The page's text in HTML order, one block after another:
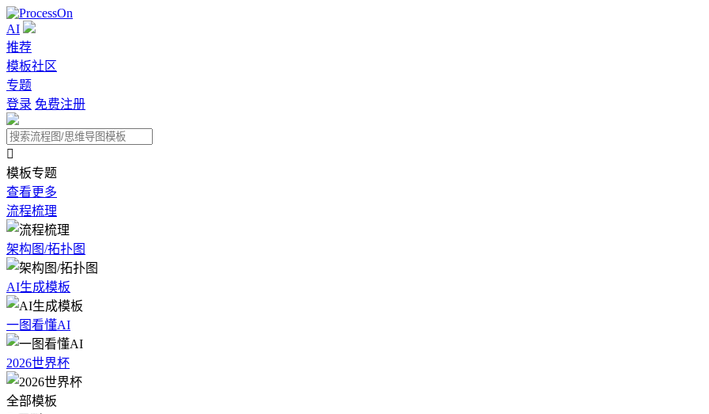
AI
推荐
模板社区
专题
登录 免费注册

模板专题
查看更多
流程梳理
架构图/拓扑图
AI生成模板
一图看懂AI
2026世界杯
全部模板